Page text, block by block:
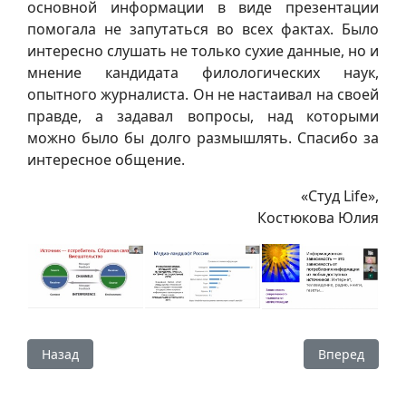
основной информации в виде презентации
помогала не запутаться во всех фактах. Было
интересно слушать не только сухие данные, но и
мнение кандидата филологических наук,
опытного журналиста. Он не настаивал на своей
правде, а задавал вопросы, над которыми
можно было бы долго размышлять. Спасибо за
интересное общение.
«Студ Life»,
Костюкова Юлия
Предыдущий: Волонтеры корпуса «СОВА» провели
Назад Следующий:
Вперед